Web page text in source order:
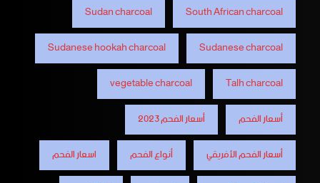
South African charcoal
Sudan charcoal
Sudanese charcoal
Sudanese hookah charcoal
Talh charcoal
vegetable charcoal
أسعار الفحم
أسعار الفحم 2023
أسعار الفحم الأفريقي
أنواع الفحم
اسعار الفحم